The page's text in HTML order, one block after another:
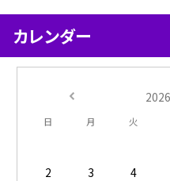
カレンダー
日 月 火
2
3 4